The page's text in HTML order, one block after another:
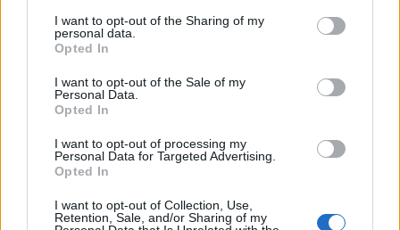
I want to opt-out of the Sharing of my
personal data.
Opted In
I want to opt-out of the Sale of my
Personal Data.
Opted In
I want to opt-out of processing my
Personal Data for Targeted Advertising.
Opted In
I want to opt-out of Collection, Use,
Retention, Sale, and/or Sharing of my
Elvana Gjata sapo i bëri
fansat të mendojnë për
një rikthim me Flor
Mumajesin (VIDEO)
10:22 / 09/03/2024
Sekuestrohet flori dhe
argjend në Kakavijë,
gjeorgjianët (VIDEO)
schedule 10:16 / 04/01/2024